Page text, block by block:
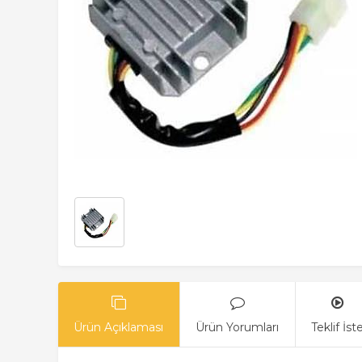
Ürün Açıklaması Ürün Yorumları Teklif